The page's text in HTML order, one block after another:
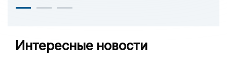
Интересные новости